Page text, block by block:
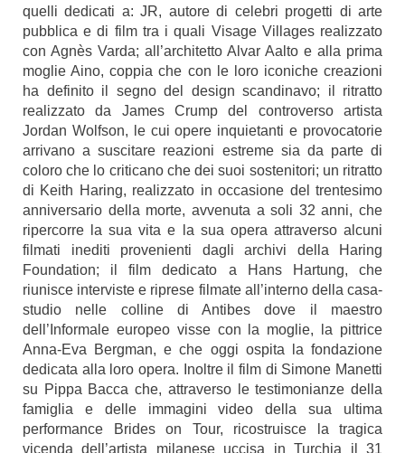
quelli dedicati a: JR, autore di celebri progetti di arte
pubblica e di film tra i quali Visage Villages realizzato
con Agnès Varda; all’architetto Alvar Aalto e alla prima
moglie Aino, coppia che con le loro iconiche creazioni
ha definito il segno del design scandinavo; il ritratto
realizzato da James Crump del controverso artista
Jordan Wolfson, le cui opere inquietanti e provocatorie
arrivano a suscitare reazioni estreme sia da parte di
coloro che lo criticano che dei suoi sostenitori; un ritratto
di Keith Haring, realizzato in occasione del trentesimo
anniversario della morte, avvenuta a soli 32 anni, che
ripercorre la sua vita e la sua opera attraverso alcuni
filmati inediti provenienti dagli archivi della Haring
Foundation; il film dedicato a Hans Hartung, che
riunisce interviste e riprese filmate all’interno della casa-
studio nelle colline di Antibes dove il maestro
dell’Informale europeo visse con la moglie, la pittrice
Anna-Eva Bergman, e che oggi ospita la fondazione
dedicata alla loro opera. Inoltre il film di Simone Manetti
su Pippa Bacca che, attraverso le testimonianze della
famiglia e delle immagini video della sua ultima
performance Brides on Tour, ricostruisce la tragica
vicenda dell’artista milanese uccisa in Turchia il 31